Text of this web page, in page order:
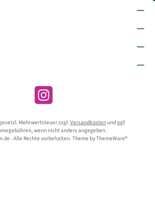
Instagram
Mehrwertsteuer zzgl. Versandkostenund ggf.
wenn nicht anders angegeben.
- Alle Rechte vorbehalten. Theme byThemeWare®